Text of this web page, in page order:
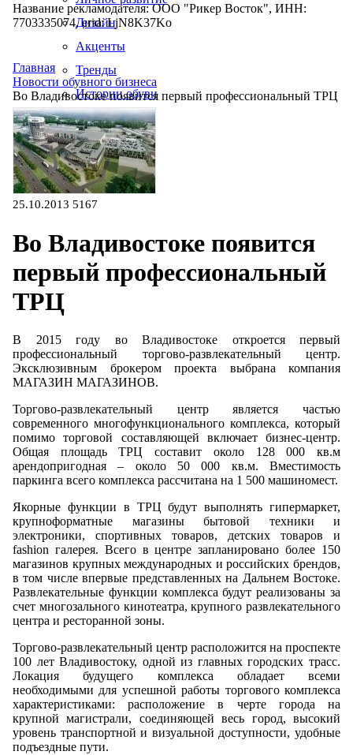
Дизайн
Акценты
Тренды
Истории обуви
Производство
Название рекламодателя: ООО "Рикер Восток", ИНН:
7703335074, erid: LjN8K37Ko
Главная
Новости обувного бизнеса
Во Владивостоке появится первый профессиональный ТРЦ
25.10.2013 5167
Во Владивостоке появится
первый профессиональный
ТРЦ
В 2015 году во Владивостоке откроется первый
профессиональный торгово-развлекательный центр.
Эксклюзивным брокером проекта выбрана компания
МАГАЗИН МАГАЗИНОВ.
Торгово-развлекательный центр является частью
современного многофункционального комплекса, который
помимо торговой составляющей включает бизнес-центр.
Общая площадь ТРЦ составит около 128 000 кв.м
арендопригодная – около 50 000 кв.м. Вместимость
паркинга всего комплекса рассчитана на 1 500 машиномест.
Якорные функции в ТРЦ будут выполнять гипермаркет,
крупноформатные магазины бытовой техники и
электроники, спортивных товаров, детских товаров и
fashion галерея. Всего в центре запланировано более 150
магазинов крупных международных и российских брендов,
в том числе впервые представленных на Дальнем Востоке.
Развлекательные функции комплекса будут реализованы за
счет многозального кинотеатра, крупного развлекательного
центра и ресторанной зоны.
Торгово-развлекательный центр расположится на проспекте
100 лет Владивостоку, одной из главных городских трасс.
Локация будущего комплекса обладает всеми
необходимыми для успешной работы торгового комплекса
характеристиками: расположение в черте города на
крупной магистрали, соединяющей весь город, высокий
уровень транспортной и визуальной доступности, удобные
подъездные пути.